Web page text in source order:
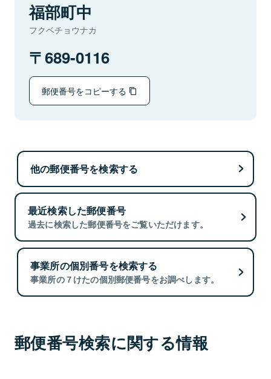
福部町中
フクベチョウナカ
689-0116
郵便番号をコピーする
他の郵便番号を検索する
最近検索した郵便番号
過去に検索した郵便番号をご覧いただけます。
事業所の個別番号を検索する
事業所の７けたの個別郵便番号をお調べします。
郵便番号検索に関する情報